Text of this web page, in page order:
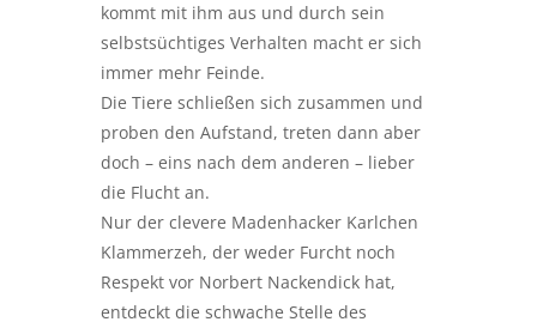
kommt mit ihm aus und durch sein
selbstsüchtiges Verhalten macht er sich
immer mehr Feinde.
Die Tiere schließen sich zusammen und
proben den Aufstand, treten dann aber
doch – eins nach dem anderen – lieber
die Flucht an.
Nur der clevere Madenhacker Karlchen
Klammerzeh, der weder Furcht noch
Respekt vor Norbert Nackendick hat,
entdeckt die schwache Stelle des